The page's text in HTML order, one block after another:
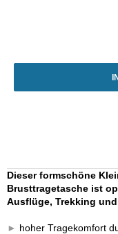
Dieser formschöne
Brusttragetasche ist
Ausflüge, Trekking
► hoher Tragekomfort